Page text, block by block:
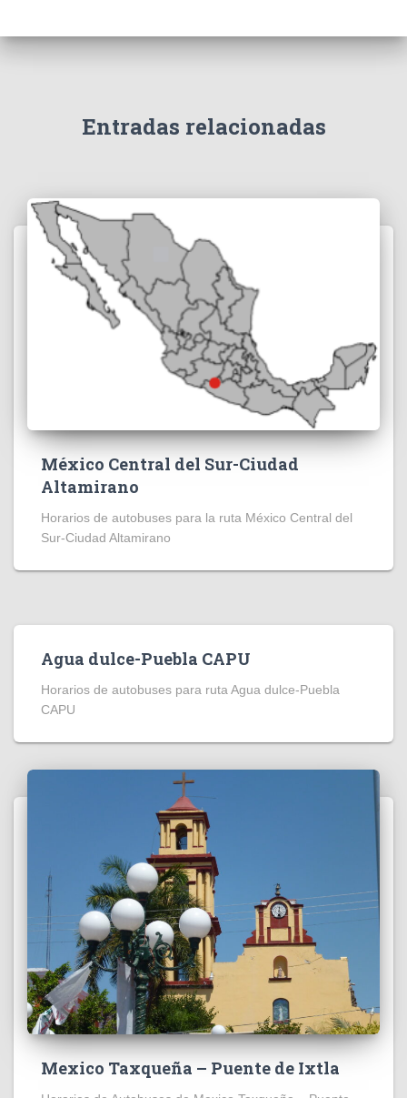
Entradas relacionadas
México Central del Sur-Ciudad
Altamirano
Horarios de autobuses para la ruta México Central del
Sur-Ciudad Altamirano
Agua dulce-Puebla CAPU
Horarios de autobuses para ruta Agua dulce-Puebla
CAPU
Mexico Taxqueña – Puente de Ixtla